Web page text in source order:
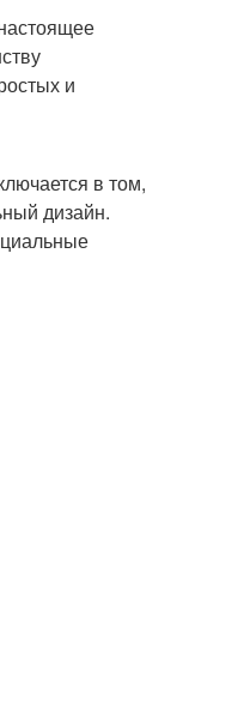
и
в том,
дизайн.